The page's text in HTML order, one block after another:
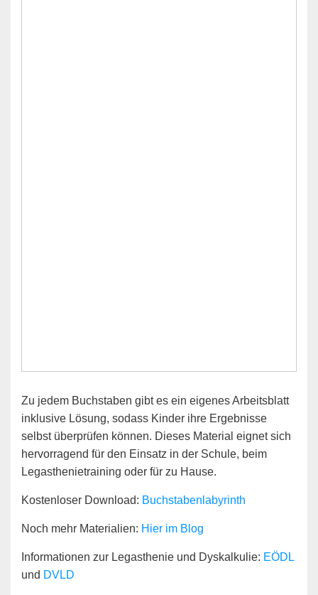
Zu jedem Buchstaben gibt es ein eigenes Arbeitsblatt
inklusive Lösung, sodass Kinder ihre Ergebnisse
selbst überprüfen können. Dieses Material eignet sich
hervorragend für den Einsatz in der Schule, beim
Legasthenietraining oder für zu Hause.
Kostenloser Download: Buchstabenlabyrinth
Noch mehr Materialien: Hier im Blog
Informationen zur Legasthenie und Dyskalkulie: EÖDL
und DVLD